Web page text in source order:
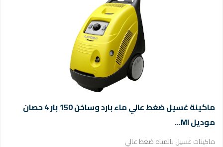
ماكينة غسيل ضغط عالي ماء بارد وساخن 150 بار 4 حصان
موديل MI...
ماكينات غسيل بالمياه ضغط عالي